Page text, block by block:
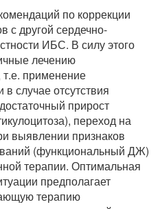
по коррекции
с другой сердечно-
ИБС. В силу этого
лечению
применение
случае отсутствия
прирост
переход на
выявлении признаков
(функциональный ДЖ)
терапии. Оптимальная
предполагает
терапию